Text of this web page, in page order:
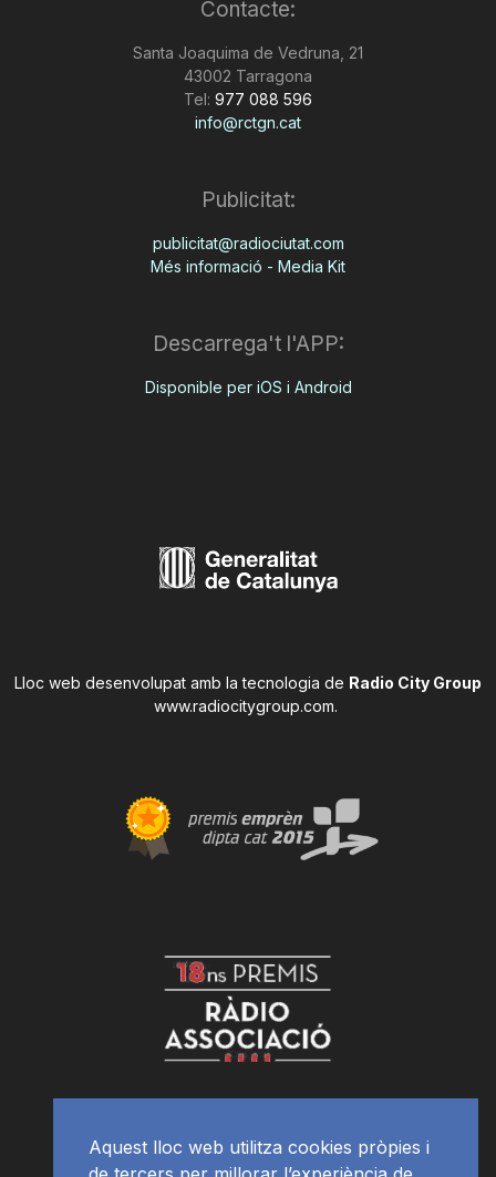
Contacte:
Santa Joaquima de Vedruna, 21
43002 Tarragona
Tel: 977 088 596
info@rctgn.cat
Publicitat:
publicitat@radiociutat.com
Més informació - Media Kit
Descarrega't l'APP:
Disponible per iOS i Android
Lloc web desenvolupat amb la tecnologia de Radio City Group
www.radiocitygroup.com.
Aquest lloc web utilitza cookies pròpies i